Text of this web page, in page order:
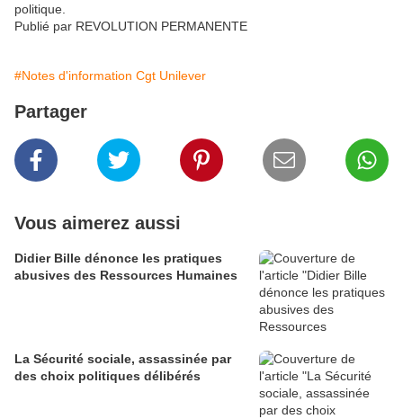
politique.
Publié par REVOLUTION PERMANENTE
#Notes d'information Cgt Unilever
Partager
Vous aimerez aussi
Didier Bille dénonce les pratiques
abusives des Ressources Humaines
La Sécurité sociale, assassinée par
des choix politiques délibérés